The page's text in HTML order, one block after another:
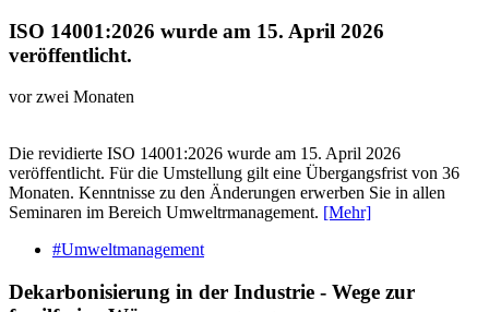
ISO 14001:2026 wurde am 15. April 2026
veröffentlicht.
vor zwei Monaten
Die revidierte ISO 14001:2026 wurde am 15. April 2026
veröffentlicht. Für die Umstellung gilt eine Übergangsfrist von 36
Monaten. Kenntnisse zu den Änderungen erwerben Sie in allen
Seminaren im Bereich Umweltrmanagement. [Mehr]
#Umweltmanagement
Dekarbonisierung in der Industrie - Wege zur